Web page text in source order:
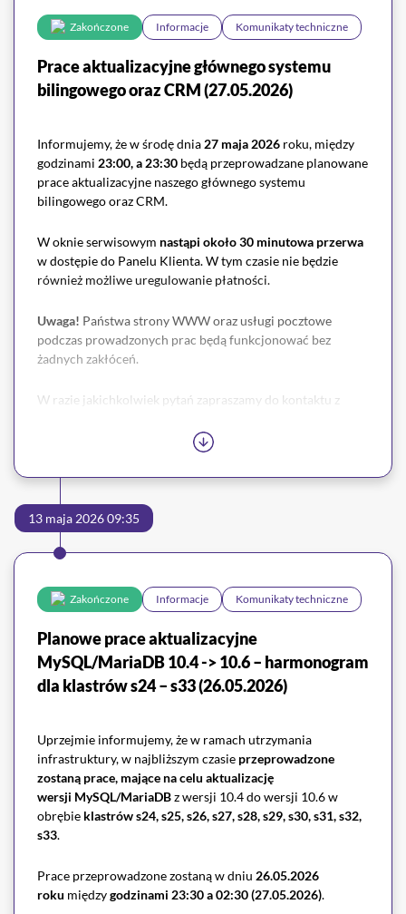
Zakończone Informacje Komunikaty techniczne
Prace aktualizacyjne głównego systemu
bilingowego oraz CRM (27.05.2026)
Informujemy, że w środę dnia 27 maja 2026 roku, między
godzinami 23:00, a 23:30 będą przeprowadzane planowane
prace aktualizacyjne naszego głównego systemu
bilingowego oraz CRM.
W oknie serwisowym nastąpi około 30 minutowa przerwa
w dostępie do Panelu Klienta. W tym czasie nie będzie
również możliwe uregulowanie płatności.
Uwaga! Państwa strony WWW oraz usługi pocztowe
podczas prowadzonych prac będą funkcjonować bez
żadnych zakłóceń.
W razie jakichkolwiek pytań zapraszamy do kontaktu z
13 maja 2026 09:35
Zakończone Informacje Komunikaty techniczne
Planowe prace aktualizacyjne
MySQL/MariaDB 10.4 -> 10.6 – harmonogram
dla klastrów s24 – s33 (26.05.2026)
Uprzejmie informujemy, że w ramach utrzymania
infrastruktury, w najbliższym czasie przeprowadzone
zostaną prace, mające na celu aktualizację
wersji MySQL/MariaDBz wersji 10.4 do wersji 10.6 w
obrębie klastrów s24, s25, s26, s27, s28, s29, s30, s31, s32,
s33.
Prace przeprowadzone zostaną w dniu 26.05.2026
roku międzygodzinami 23:30 a 02:30 (27.05.2026).